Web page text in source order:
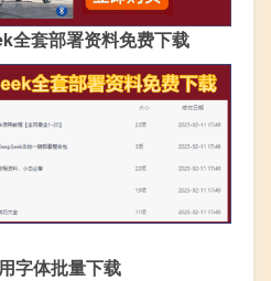
全套部署资料免费下载
字体批量下载